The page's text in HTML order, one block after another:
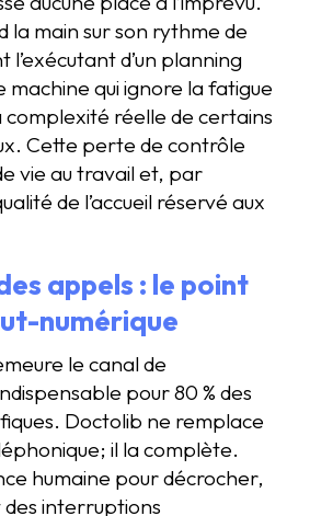
la main sur son rythme de
d’un planning
machine qui ignore la fatigue
complexité réelle de certains
Cette perte de contrôle
vie au travail et, par
de l’accueil réservé aux
appels : le point
numérique
le canal de
pour 80 % des
Doctolib ne remplace
il la complète.
humaine pour décrocher,
interruptions